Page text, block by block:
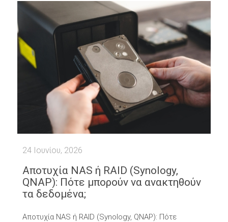
24 Ιουνίου, 2026
Αποτυχία NAS ή RAID (Synology,
QNAP): Πότε μπορούν να ανακτηθούν
τα δεδομένα;
Αποτυχία NAS ή RAID (Synology, QNAP): Πότε